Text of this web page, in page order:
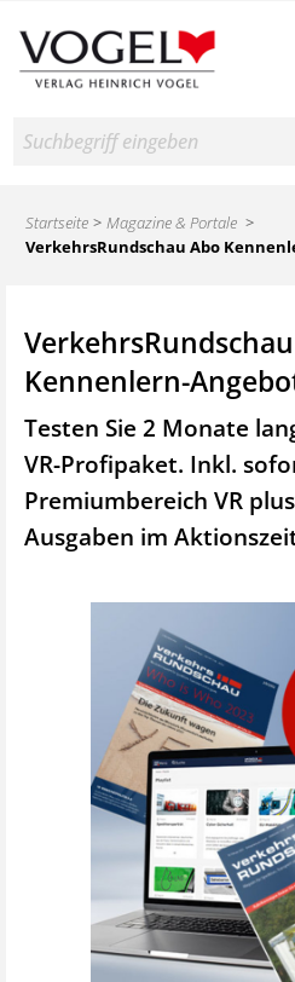
Suche
Startseite
Magazine & Portale
VerkehrsRundschau Abo
Kennenlern-
Testen Sie 2 Monate
VR-Profipaket. Inkl.
Premiumbereich VR
Ausgaben im